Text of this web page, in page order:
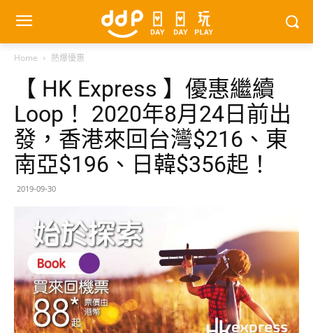
Home 熱爆優惠
【 HK Express 】優惠繼續
Loop！ 2020年8月24日前出
發，香港來回台灣$216、東
南亞$196、日韓$356起！
2019-09-30